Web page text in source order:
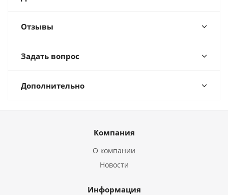
Отзывы
Задать вопрос
Дополнительно
Компания
О компании
Новости
Информация